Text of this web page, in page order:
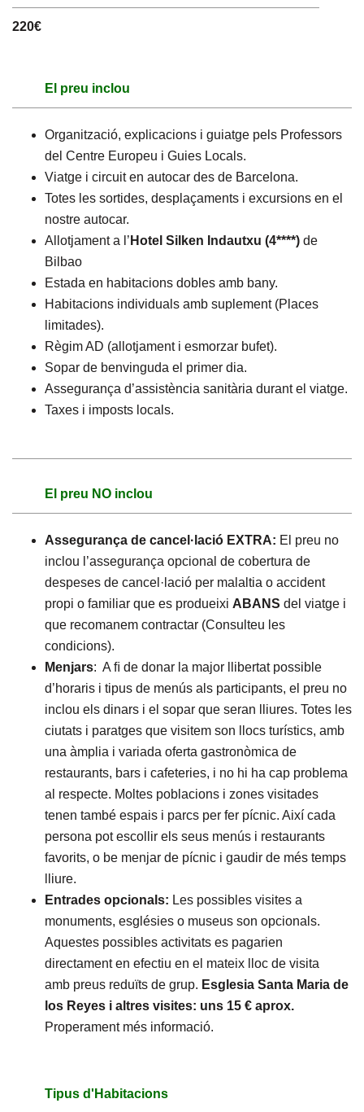
220€
El preu inclou
Organització, explicacions i guiatge pels Professors
del Centre Europeu i Guies Locals.
Viatge i circuit en autocar des de Barcelona.
Totes les sortides, desplaçaments i excursions en el
nostre autocar.
Allotjament a l’ Hotel Silken Indautxu (4****) de
Bilbao
Estada en habitacions dobles amb bany.
Habitacions individuals amb suplement (Places
limitades).
Règim AD (allotjament i esmorzar bufet).
Sopar de benvinguda el primer dia.
Assegurança d’assistència sanitària durant el viatge.
Taxes i imposts locals.
El preu NO inclou
Assegurança de cancel·lació EXTRA: El preu no
inclou l’assegurança opcional de cobertura de
despeses de cancel·lació per malaltia o accident
propi o familiar que es produeixi ABANS del viatge i
que recomanem contractar (Consulteu les
condicions).
Menjars: A ﬁ de donar la major llibertat possible
d’horaris i tipus de menús als participants, el preu no
inclou els dinars i el sopar que seran lliures. Totes les
ciutats i paratges que visitem son llocs turístics, amb
una àmplia i variada oferta gastronòmica de
restaurants, bars i cafeteries, i no hi ha cap problema
al respecte. Moltes poblacions i zones visitades
tenen també espais i parcs per fer pícnic. Així cada
persona pot escollir els seus menús i restaurants
favorits, o be menjar de pícnic i gaudir de més temps
lliure.
Entrades opcionals: Les possibles visites a
monuments, esglésies o museus son opcionals.
Aquestes possibles activitats es pagarien
directament en efectiu en el mateix lloc de visita
amb preus reduïts de grup. Esglesia Santa Maria de
los Reyes i altres visites: uns 15 € aprox.
Properament més informació.
Tipus d'Habitacions